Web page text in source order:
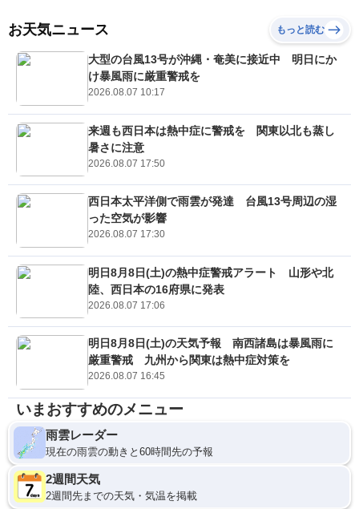
お天気ニュース もっと読む
大型の台風13号が沖縄・奄美に接近中 明日にか
け暴風雨に厳重警戒を
2026.08.07 10:17
来週も西日本は熱中症に警戒を 関東以北も蒸し
暑さに注意
2026.08.07 17:50
西日本太平洋側で雨雲が発達 台風13号周辺の湿
った空気が影響
2026.08.07 17:30
明日8月8日(土)の熱中症警戒アラート 山形や北
陸、西日本の16府県に発表
2026.08.07 17:06
明日8月8日(土)の天気予報 南西諸島は暴風雨に
厳重警戒 九州から関東は熱中症対策を
2026.08.07 16:45
いまおすすめのメニュー
雨雲レーダー
現在の雨雲の動きと60時間先の予報
2週間天気
2週間先までの天気・気温を掲載